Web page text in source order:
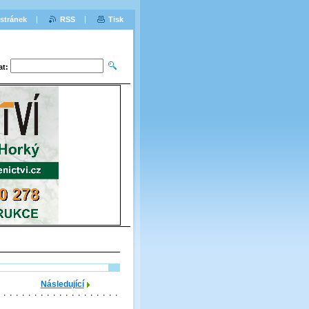
Následující
RSS Tisk